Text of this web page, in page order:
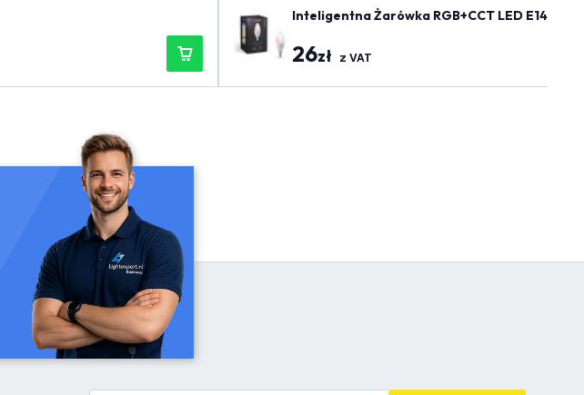
Inteligentna Żarówka RGB+CCT LED E14 -
26zł z VAT